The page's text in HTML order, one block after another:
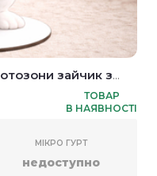
зайчик з
ТОВАР
В НАЯВНОСТІ
МІКРО ГУРТ
недоступно